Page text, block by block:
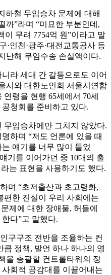
하철 무임승차 문제에 대해
까”라며 “미묘한 부분인데,
이 무려 7754억 원”이라고 말
·인천·광주·대전교통공사 등
난해 무임수송 손실액이다.
라 세대 간 갈등으로도 이어
시와 대한노인회 서울시연합
령을 현행 65세에서 70세
청회를 준비하고 있다.
무임승차에만 그치지 않았다.
하며 “저도 언론에 있을 때
얘기를 너무 많이 들었
기를 이어가던 중 10대의 출
는 표현을 사용하기도 했다.
며 “초저출산과 초고령화,
편한 진실이 우리 사회에는
제에 대한 장애물, 허들에
다”고 말했다.
구구조 전반을 조율하는 컨
정책, 발언 하나 하나의 영
을 총괄할 컨트롤타워의 정
회적 공감대를 이끌어내는